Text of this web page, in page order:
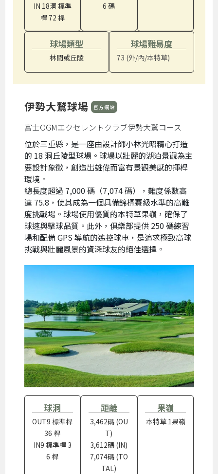
IN 18洞 標準
桿 72 桿
6 碼
球場類型
林間或丘陵
球場難易度
73 (外/內/本特草)
伊勢大鷲球場 官方網站
富士OGMエクセレントクラブ伊勢大鷲コース
位於三重縣，是一座由設計師小林光昭精心打造
的 18 洞丘陵型球場。球場以壯麗的湖泊景觀為主
要設計象徵，創造出雄偉而富有景觀美感的揮桿
環境。
總長度超過 7,000 碼（7,074 碼），難度係數高
達 75.8，使其成為一個具備錦標賽級水準的高難
度挑戰場。球場使用優質的本特草果嶺，確保了
球速與擊球品質。此外，俱樂部提供 250 碼練習
場和配備 GPS 導航的遙控球車，是追求極致高球
挑戰與壯麗風景的資深球友的絕佳選擇。
球洞
OUT9 標準桿
36 桿
IN9 標準桿 3
6 桿
距離
3,462碼 (OU
T)
3,612碼 (IN)
7,074碼 (TO
TAL)
果嶺
本特草 1果嶺